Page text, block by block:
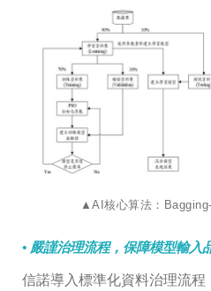
▲AI核心算法：
• 嚴謹治理流程，保障模型輸入
信諾導入標準化資料治理流